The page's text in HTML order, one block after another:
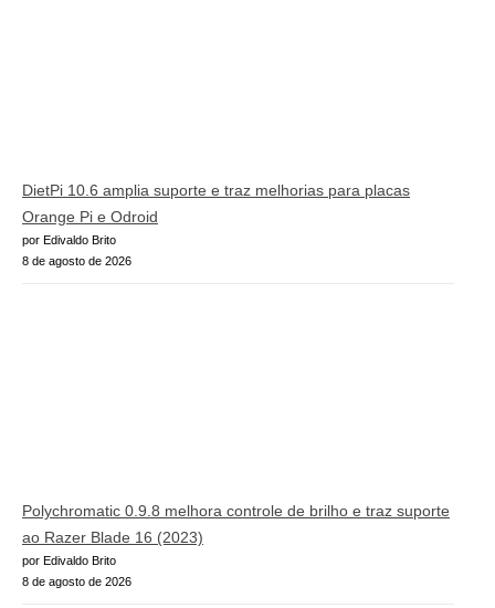
DietPi 10.6 amplia suporte e traz melhorias para placas
Orange Pi e Odroid
por Edivaldo Brito
8 de agosto de 2026
Polychromatic 0.9.8 melhora controle de brilho e traz suporte
ao Razer Blade 16 (2023)
por Edivaldo Brito
8 de agosto de 2026